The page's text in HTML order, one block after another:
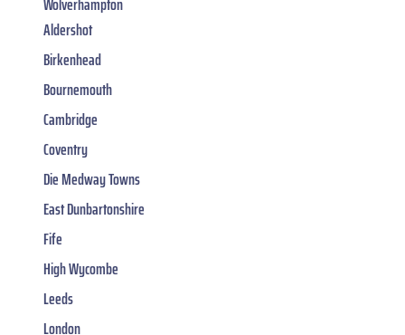
Aldershot
Birkenhead
Bournemouth
Cambridge
Coventry
Die Medway Towns
East Dunbartonshire
Fife
High Wycombe
Leeds
London